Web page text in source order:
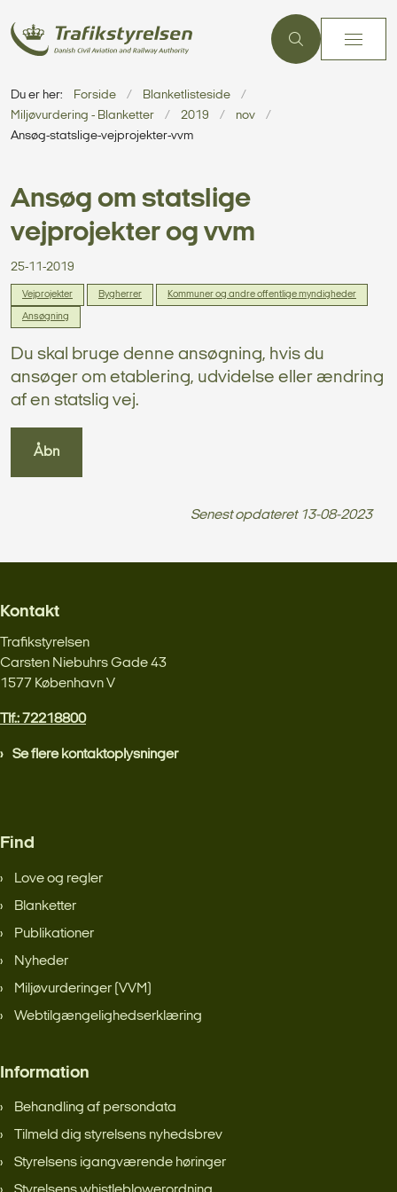
Du er her: Forside
Blanketlisteside
Miljøvurdering - Blanketter
2019
nov
Ansøg-statslige-vejprojekter-vvm
Ansøg om statslige
vejprojekter og vvm
25-11-2019
Vejprojekter Bygherrer Kommuner og andre offentlige myndigheder
Ansøgning
Du skal bruge denne ansøgning, hvis du
ansøger om etablering, udvidelse eller ændring
af en statslig vej.
Åbn
Senest opdateret 13-08-2023
Kontakt
Trafikstyrelsen
Carsten Niebuhrs Gade 43
1577 København V
Tlf.: 72218800
Se flere kontaktoplysninger
Find
Love og regler
Blanketter
Publikationer
Nyheder
Miljøvurderinger (VVM)
Webtilgængelighedserklæring
Information
Behandling af persondata
Tilmeld dig styrelsens nyhedsbrev
Styrelsens igangværende høringer